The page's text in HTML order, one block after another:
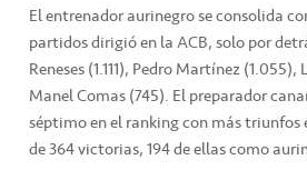
El entrenador aurinegro se consolida
partidos dirigió en la ACB, solo por
Reneses (1.111), Pedro Martínez
Manel Comas (745). El preparador
séptimo en el ranking con más
de 364 victorias, 194 de ellas como